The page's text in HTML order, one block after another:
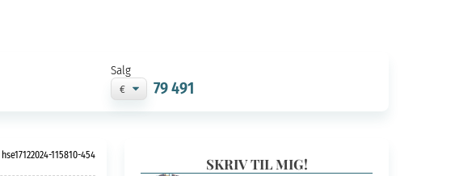
Salg
79 491
hse17122024-115810-454 SKRIV TIL MIG!